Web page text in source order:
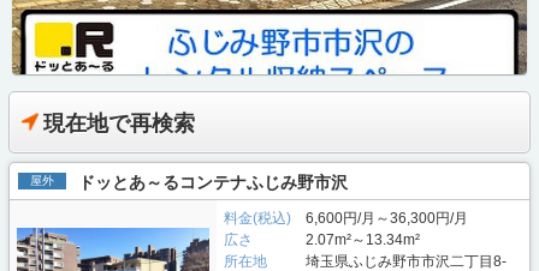
現在地で再検索
屋外 ドッとあ～るコンテナふじみ野市沢
料金(税込)
6,600円/月～36,300円/月
広さ
2.07m²～13.34m²
所在地
埼玉県ふじみ野市市沢二丁目8-